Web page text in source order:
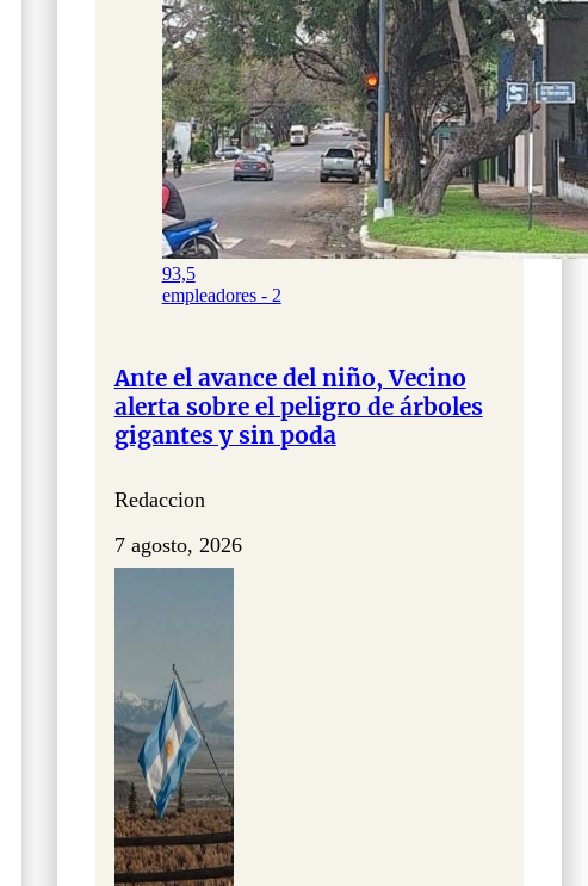
93,5
empleadores - 2
Ante el avance del niño, Vecino
alerta sobre el peligro de árboles
gigantes y sin poda
Redaccion
7 agosto, 2026